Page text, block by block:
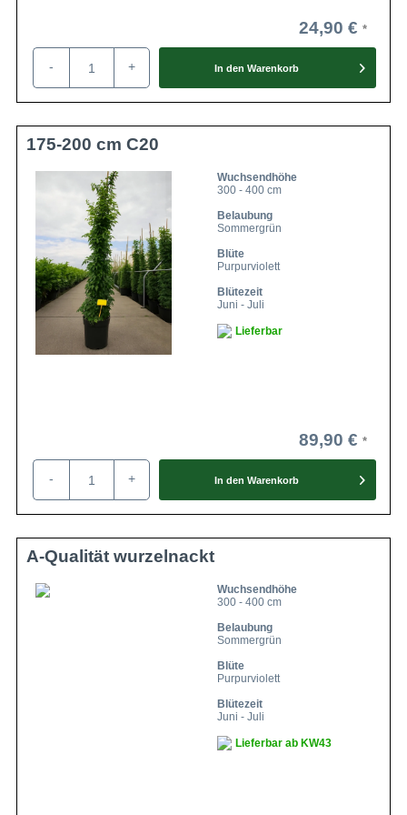
24,90 €
- + In den Warenkorb
175-200 cm C20
Wuchsendhöhe
300 - 400 cm
Belaubung
Sommergrün
Blüte
Purpurviolett
Blütezeit
Juni - Juli
Lieferbar
89,90 €
- + In den Warenkorb
A-Qualität wurzelnackt
Wuchsendhöhe
300 - 400 cm
Belaubung
Sommergrün
Blüte
Purpurviolett
Blütezeit
Juni - Juli
Lieferbar ab KW43